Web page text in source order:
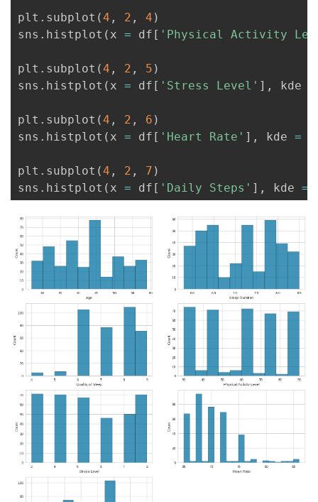
plt . subplot (4 , 2 , 4 )
sns . histplot ( x = df [ 'Physical Activity
plt . subplot (4 , 2 , 5 )
sns . histplot ( x = df [ 'Stress Level' ] , kde
plt . subplot (4 , 2 , 6 )
sns . histplot ( x = df [ 'Heart Rate' ] , kde =
plt . subplot (4 , 2 , 7 )
sns . histplot ( x = df [ 'Daily Steps' ] , kde =